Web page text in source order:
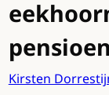
pensioen
Kirsten